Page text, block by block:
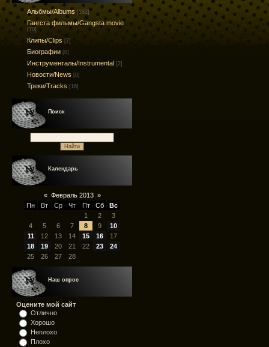
Альбмы/Albums [182]
Гангста фильмы/Gangsta movie
[70]
Клипы/Clips [7]
Биографии [0]
Инструменталы/Instrumental [2]
Новости/News [0]
Треки/Tracks [16]
Поиск
Календарь
« Февраль 2013 »
Пн
Вт Ср Чт Пт Сб
Вс
1
2
3
4
5 6 7 8 9
10
11
12 13 14 15 16
17
18
19 20 21 22 23
24
25
26 27 28
Наш опрос
Оцените мой сайт
Отлично
Хорошо
Неплохо
Плохо